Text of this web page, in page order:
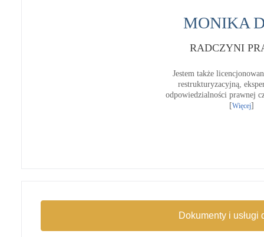
MONIKA
RADCZYNI
Jestem także
restrukturyzacyjną,
odpowiedzialności prawnej
[Więcej]
Dokumenty i usługi